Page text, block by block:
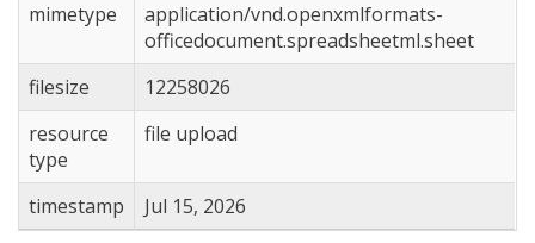
mimetype
application/vnd.openxmlformats-
officedocument.spreadsheetml.sheet
filesize
12258026
resource
type
file upload
timestamp Jul 15, 2026